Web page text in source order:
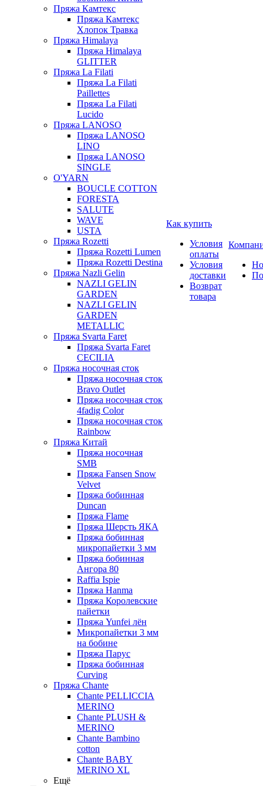
Пряжа Камтекс
Пряжа Камтекс
Хлопок Травка
Пряжа Himalaya
Пряжа Himalaya
GLITTER
Пряжа La Filati
Пряжа La Filati
Paillettes
Пряжа La Filati
Lucido
Пряжа LANOSO
Пряжа LANOSO
LINO
Пряжа LANOSO
SINGLE
O'YARN
BOUCLE COTTON
FORESTA
SALUTE
WAVE
USTA
Пряжа Rozetti
Пряжа Rozetti Lumen
Пряжа Rozetti Destina
Пряжа Nazli Gelin
NAZLI GELIN
GARDEN
NAZLI GELIN
GARDEN
METALLIC
Пряжа Svarta Faret
Пряжа Svarta Faret
CECILIA
Пряжа носочная сток
Пряжа носочная сток
Bravo Outlet
Пряжа носочная сток
4fadig Color
Пряжа носочная сток
Rainbow
Пряжа Китай
Пряжа носочная
SMB
Пряжа Fansen Snow
Velvet
Пряжа бобинная
Duncan
Пряжа Flame
Пряжа Шерсть ЯКА
Пряжа бобинная
микропайетки 3 мм
Пряжа бобинная
Ангора 80
Raffia Ispie
Пряжа Hanma
Пряжа Королевские
пайетки
Пряжа Yunfei лён
Микропайетки 3 мм
на бобине
Пряжа Парус
Пряжа бобинная
Curving
Пряжа Chante
Chante PELLICCIA
MERINO
Chante PLUSH &
MERINO
Chante Bambino
cotton
Chante BABY
MERINO XL
Ещё
Как купить
Условия
оплаты
Условия
доставки
Возврат
товара